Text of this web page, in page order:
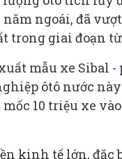
năm ngoái, đã
trong giai đoạn
mẫu xe Sibal
ôtô nước
10 triệu xe vào
kinh tế lớn, đặc